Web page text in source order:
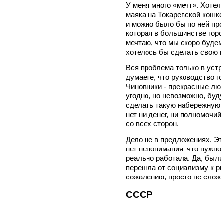
У меня много «мечт».
маяка на Токаревской
и можно было бы по ней
которая в большинстве
мечтаю, что мы скоро
хотелось бы сделать свою
Вся проблема только в
думаете, что руководство
Чиновники - прекрасные
угодно, но невозможно,
сделать такую
нет ни денег, ни
со всех сторон.
Дело не в предложениях.
нет непонимания, что
реально работала. Да,
перешла от социализму к
сожалению, просто не
СССР